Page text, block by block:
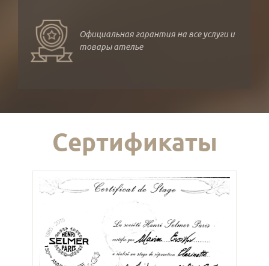
Официальная гарантия на все услуги и
товары ателье
Сертификаты